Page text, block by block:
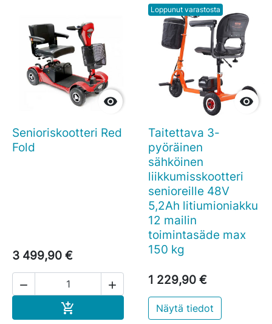

Senioriskootteri Red
Fold
3 499,90 €
 

Loppunut varastosta

Taitettava 3-
pyöräinen
sähköinen
liikkumisskootteri
senioreille 48V
5,2Ah litiumioniakku
12 mailin
toimintasäde max
150 kg
1 229,90 €
Näytä tiedot